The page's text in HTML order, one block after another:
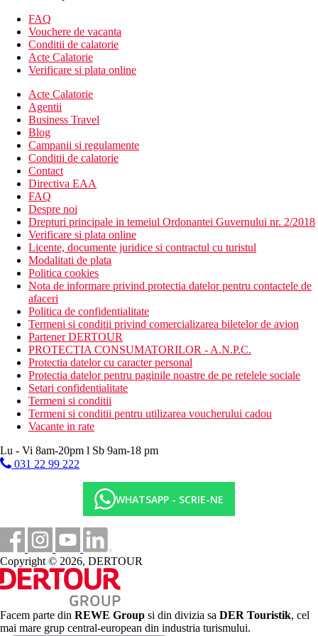
Camera de familie - 2 dormitoare separate
Camera dubla standard cu vedere la piscina
Descrierea hotelului
hol de intrare cu receptie
2 restaurante cu servicii (1x per sejur gratuit, este necesara
rezervare)
baruri
discoteca
sali de conferinte
Wi-Fi (gratuit)
magazine
inchirieri auto
fotograf
spalatorie
doctor
coafor
centru SPA
2 piscine (sezlonguri, umbrele si prosoape gratuite)
piscina acoperita
piscina pentru copii
loc de joaca
mini club (pentru copii 4-12 ani)
mini-discoteca
Descrierea plajei
nisipos
sezlonguri, umbrele si prosoape gratuite
bar pe plaja
autobuz de plaja gratuit
Activitati gratuite
programe de animatie de zi si de seara
gimnastica
jocuri de biliard
polo
concursuri
baie turceasca
darts
bocce
aerobic
mini club
Activitati contra cost
centru SPA (masaj, salon de infrumusetare)
sporturi acvatice pe plaja
FAQ
Vouchere de vacanta
Conditii de calatorie
Acte Calatorie
Verificare si plata online
Acte Calatorie
Agentii
Business Travel
Blog
Campanii si regulamente
Conditii de calatorie
Contact
Directiva EAA
FAQ
Despre noi
Drepturi principale in temeiul Ordonantei Guvernului nr. 2/2018
Verificare si plata online
Licente, documente juridice si contractul cu turistul
Modalitati de plata
Politica cookies
Nota de informare privind protectia datelor pentru contactele de
afaceri
Politica de confidentialitate
Termeni si conditii privind comercializarea biletelor de avion
Partener DERTOUR
PROTECTIA CONSUMATORILOR - A.N.P.C.
Protectia datelor cu caracter personal
Protectia datelor pentru paginile noastre de pe retelele sociale
Setari confidentialitate
Termeni si conditii
Termeni si conditii pentru utilizarea voucherului cadou
Vacante in rate
Lu - Vi 8am-20pm l Sb 9am-18 pm
031 22 99 222
WHATSAPP - SCRIE-NE
Copyright © 2026, DERTOUR
Facem parte din REWE Group si din divizia sa DER Touristik, cel
mai mare grup central-european din industria turismului.